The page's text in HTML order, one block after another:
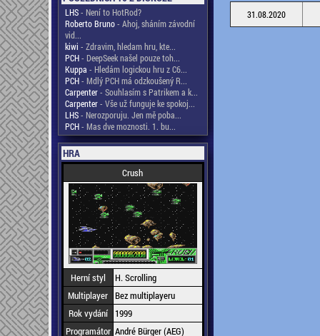
LHS- Není to HotRod?
Roberto Bruno- Ahoj, sháním závodní
vid...
kiwi - Zdravim, hledam hru, kte...
PCH- DeepSeek našel pouze toh...
Kuppa - Hledám logickou hru z C6...
PCH- Mdlý PCH má odzkoušený R...
Carpenter- Souhlasím s Patrikem a k...
Carpenter- Vše už funguje ke spokoj...
LHS- Nerozporuju. Jen mě poba...
PCH- Mas dve moznosti. 1. bu...
HRA
Crush
Herní styl
H. Scrolling
Multiplayer Bez multiplayeru
Rok vydání
1999
Programátor André Bürger (AEG)
31.08.2020